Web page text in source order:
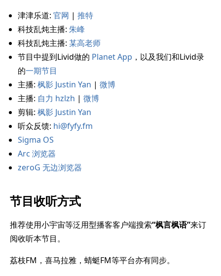
津津乐道: 官网 | 推特
科技乱炖主播: 朱峰
科技乱炖主播: 某高老师
节目中提到Livid做的 Planet App ，以及我们和Livid录
的一期节目
主播: 枫影 Justin Yan | 微博
主播: 自力 hzlzh | 微博
剪辑: 枫影 Justin Yan
听众反馈: hi@fyfy.fm
Sigma OS
Arc 浏览器
zeroG 无边浏览器
节目收听方式
推荐使用小宇宙等泛用型播客客户端搜索“枫言枫语”来订
阅收听本节目。
荔枝FM，喜马拉雅，蜻蜓FM等平台亦有同步。